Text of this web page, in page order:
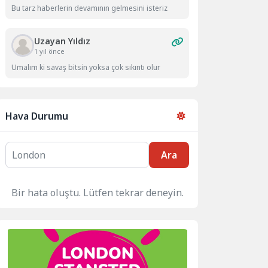
Bu tarz haberlerin devamının gelmesini isteriz
Uzayan Yıldız
1 yıl önce
Umalım ki savaş bitsin yoksa çok sıkıntı olur
Hava Durumu
Ara
Bir hata oluştu. Lütfen tekrar deneyin.